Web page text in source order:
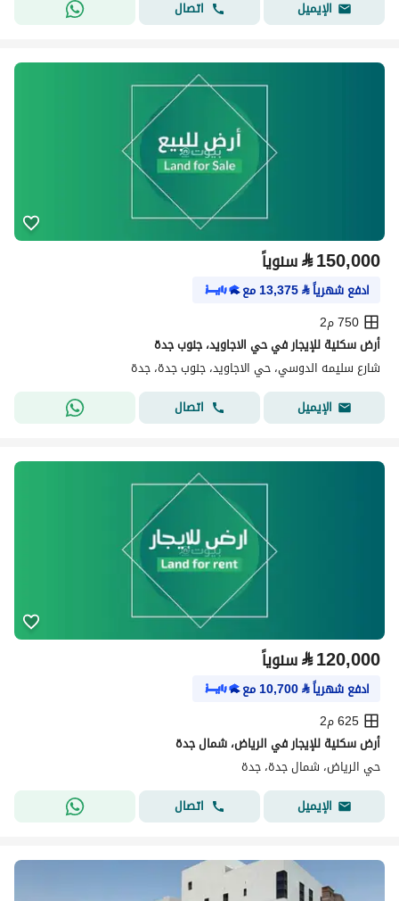
الإيميل اتصال
⃁150,000 سنوياً
ادفع شهرياً⃁
13,375مع
750 م2
أرض سكنية للإيجار في حي الاجاويد، جنوب جدة
شارع سليمه الدوسي، حي الاجاويد، جنوب جدة، جدة
الإيميل
اتصال
⃁120,000 سنوياً
ادفع شهرياً⃁
10,700مع
625 م2
أرض سكنية للإيجار في الرياض، شمال جدة
حي الرياض، شمال جدة، جدة
الإيميل
اتصال